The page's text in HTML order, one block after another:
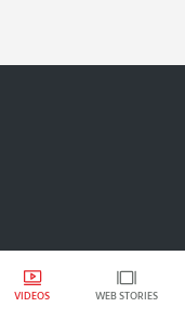
VIDEOS WEB STORIES